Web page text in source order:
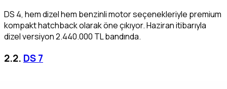
DS 4, hem dizel hem benzinli motor seçenekleriyle premium
kompakt hatchback olarak öne çıkıyor. Haziran itibarıyla
dizel versiyon 2.440.000 TL bandında.
2.2. DS 7